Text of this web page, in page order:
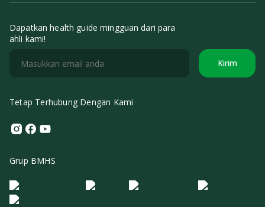
Dapatkan health guide mingguan dari para
ahli kami!
Kirim
Tetap Terhubung Dengan Kami
Instagram
Facebook
Youtube
Grup BMHS
Logo Morula IFV Logo ER
Logo Diagnos
Logo IRSI